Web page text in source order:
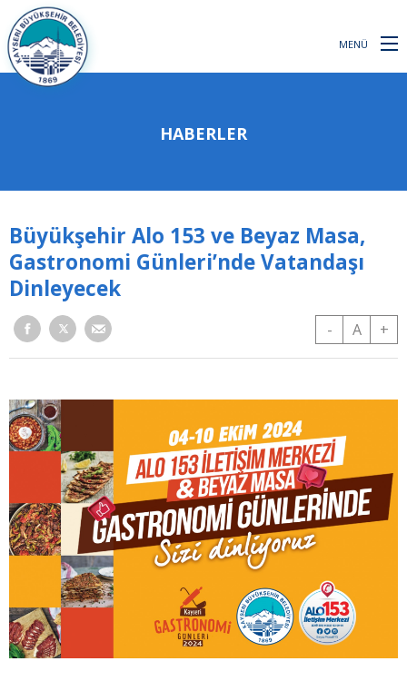
MENÜ
HABERLER
Büyükşehir Alo 153 ve Beyaz Masa,
Gastronomi Günleri’nde Vatandaşı
Dinleyecek
- A +